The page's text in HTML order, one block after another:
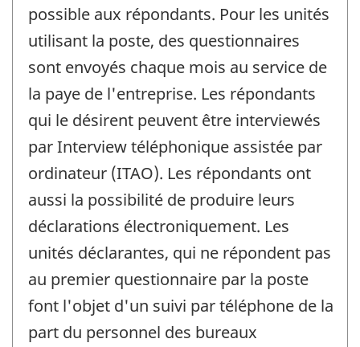
possible aux répondants. Pour les unités
utilisant la poste, des questionnaires
sont envoyés chaque mois au service de
la paye de l'entreprise. Les répondants
qui le désirent peuvent être interviewés
par Interview téléphonique assistée par
ordinateur (ITAO). Les répondants ont
aussi la possibilité de produire leurs
déclarations électroniquement. Les
unités déclarantes, qui ne répondent pas
au premier questionnaire par la poste
font l'objet d'un suivi par téléphone de la
part du personnel des bureaux